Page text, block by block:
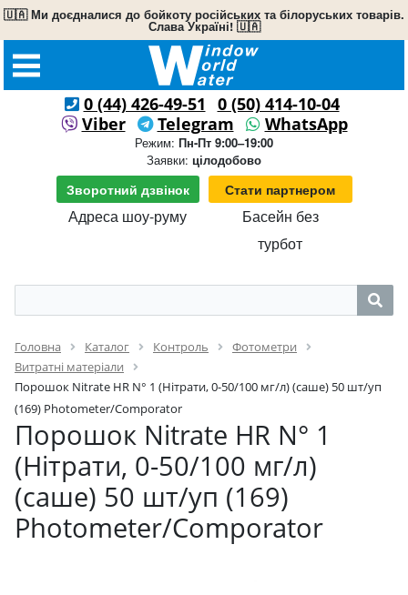
🇺🇦 Ми доєдналися до бойкоту російських та білоруських товарів.
Слава Україні! 🇺🇦
0 (44) 426-49-51
0 (50) 414-10-04
Viber
Telegram WhatsApp
Режим: Пн-Пт 9:00–19:00
Заявки: цілодобово
Зворотний дзвінок Стати партнером
Адреса шоу-руму
Басейн без
турбот
Головна Каталог Контроль
Фотометри
Витратні матеріали
Порошок Nitrate HR N° 1 (Нітрати, 0-50/100 мг/л) (саше) 50 шт/уп
(169) Photometer/Comporator
Порошок Nitrate HR N° 1
(Нітрати, 0-50/100 мг/л)
(саше) 50 шт/уп (169)
Photometer/Comporator